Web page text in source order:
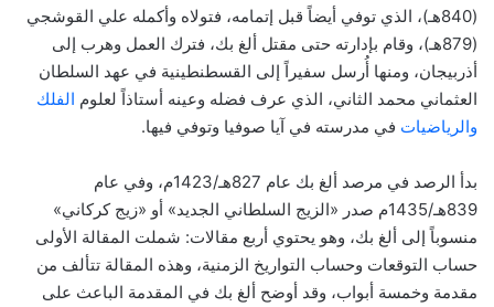
(840هـ)، الذي توفي أيضاً قبل إتمامه، فتولاه وأكمله علي القوشجي
(879هـ)، وقام بإدارته حتى مقتل ألغ بك، فترك العمل وهرب إلى
أذربيجان، ومنها أُرسل سفيراً إلى القسطنطينية في عهد السلطان
العثماني محمد الثاني، الذي عرف فضله وعينه أستاذاً لعلوم الفلك
والرياضيات في مدرسته في آيا صوفيا وتوفي فيها.
بدأ الرصد في مرصد ألغ بك عام 827هـ/1423م، وفي عام
839هـ/1435م صدر «الزيج السلطاني الجديد» أو «زيج كركاني»
منسوباً إلى ألغ بك، وهو يحتوي أربع مقالات: شملت المقالة الأولى
حساب التوقعات وحساب التواريخ الزمنية، وهذه المقالة تتألف من
مقدمة وخمسة أبواب، وقد أوضح ألغ بك في المقدمة الباعث على